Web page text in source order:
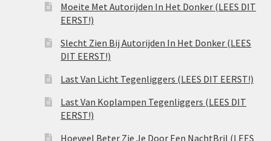
Moeite Met Autorijden In Het Donker (LEES DIT
EERST!)
Slecht Zien Bij Autorijden In Het Donker (LEES
DIT EERST!)
Last Van Licht Tegenliggers (LEES DIT EERST!)
Last Van Koplampen Tegenliggers (LEES DIT
EERST!)
Hoeveel Beter Zie Je Door Een NachtBril (LEES